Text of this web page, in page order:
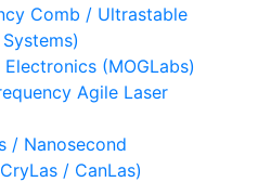
Comb / Ultrastable
(MOGLabs)
Agile Laser
/ Nanosecond
/ CanLas)